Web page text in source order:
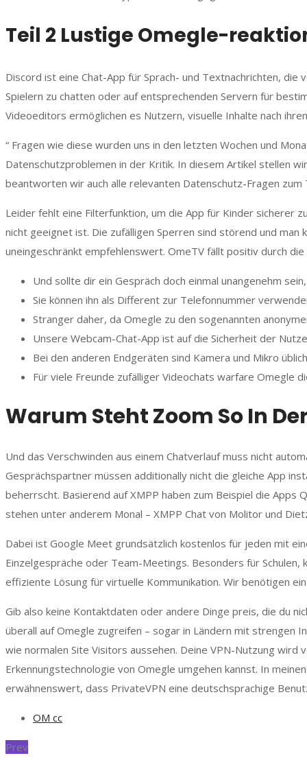
Teil 2 Lustige Omegle-
Discord ist eine Chat-App für Sprach- und Textnachrichten,
Spielern zu chatten oder auf entsprechenden Servern für
Videoeditors ermöglichen es Nutzern, visuelle Inhalte nach
“ Fragen wie diese wurden uns in den letzten Wochen und
Datenschutzproblemen in der Kritik. In diesem Artikel stellen
beantworten wir auch alle relevanten Datenschutz-Fragen zum
Leider fehlt eine Filterfunktion, um die App für Kinder sicherer
nicht geeignet ist. Die zufälligen Sperren sind störend und
uneingeschränkt empfehlenswert. OmeTV fällt positiv durch
Und sollte dir ein Gespräch doch einmal unangenehm
Sie können ihn als Different zur Telefonnummer
Stranger daher, da Omegle zu den sogenannten
Unsere Webcam-Chat-App ist auf die Sicherheit der
Bei den anderen Endgeräten sind Kamera und Mikro
Für viele Freunde zufälliger Videochats warfare Omegle
Warum Steht Zoom So In
Und das Verschwinden aus einem Chatverlauf muss nicht
Gesprächspartner müssen additionally nicht die gleiche App
beherrscht. Basierend auf XMPP haben zum Beispiel die Apps
stehen unter anderem Monal – XMPP Chat von Molitor und
Dabei ist Google Meet grundsätzlich kostenlos für jeden mit
Einzelgespräche oder Team-Meetings. Besonders für Schulen,
effiziente Lösung für virtuelle Kommunikation. Wir benötigen
Gib also keine Kontaktdaten oder andere Dinge preis, die du
überall auf Omegle zugreifen – sogar in Ländern mit strengen
wie normalen Site Visitors aussehen. Deine VPN-Nutzung
Erkennungstechnologie von Omegle umgehen kannst. In
erwähnenswert, dass PrivateVPN eine deutschsprachige
OM cc
Prev